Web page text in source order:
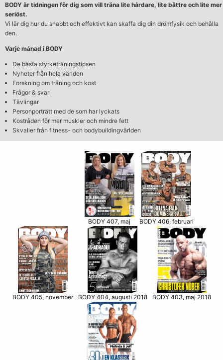
BODY är tidningen för dig som vill träna lite hårdare, lite bättre och lite mer
seriöst.
Vi lär dig hur du snabbt och effektivt kan skaffa dig din drömfysik och behålla
den.
Varje månad i BODY
De bästa styrketräningstipsen
Nyheter från hela världen
Forskning om träning och kost
Frågor & svar
Tävlingar
Personporträtt med de som har lyckats
Kostråden för mer muskler och mindre fett
Skvaller från fitness- och bodybuildingvärlden
BODY 407, maj BODY 406, februari
BODY 405, november BODY 404, augusti 2018 BODY 403, maj 2018